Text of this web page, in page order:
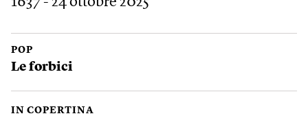
POP
Le forbici
IN COPERTINA